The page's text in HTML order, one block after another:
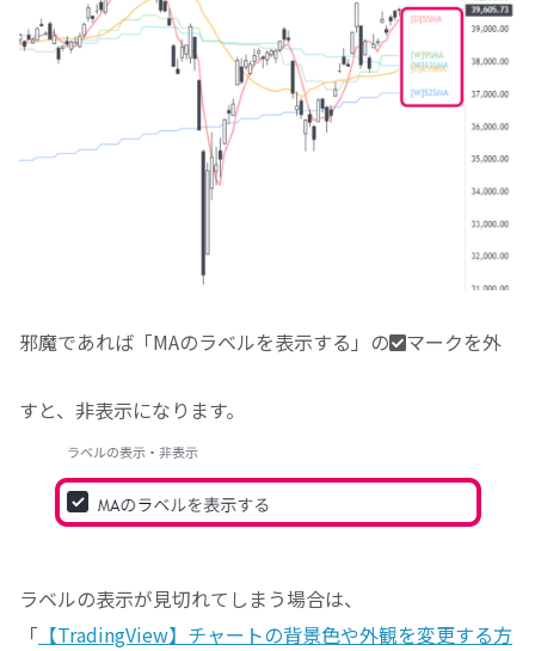
邪魔であれば「MAのラベルを表示する」の マークを外
すと、非表示になります。
ラベルの表示が見切れてしまう場合は、
「 【TradingView】チャートの背景色や外観を変更する方